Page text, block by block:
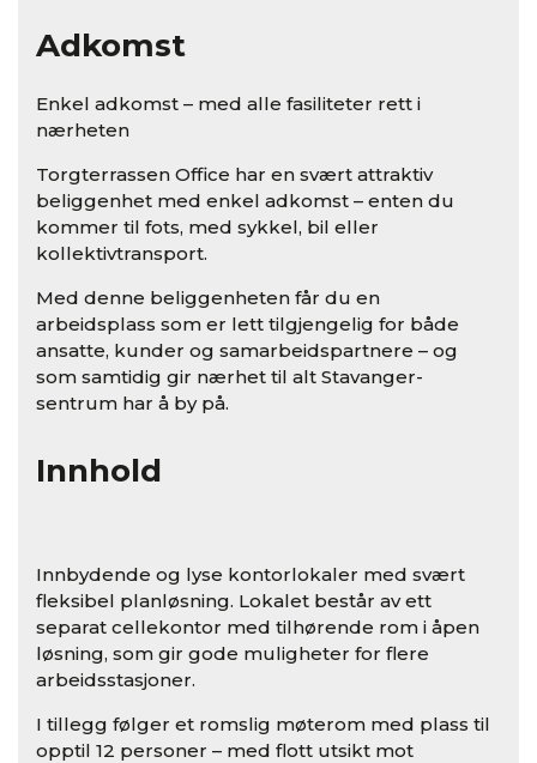
Adkomst
Enkel adkomst – med alle fasiliteter rett i
nærheten
Torgterrassen Office har en svært attraktiv
beliggenhet med enkel adkomst – enten du
kommer til fots, med sykkel, bil eller
kollektivtransport.
Med denne beliggenheten får du en
arbeidsplass som er lett tilgjengelig for både
ansatte, kunder og samarbeidspartnere – og
som samtidig gir nærhet til alt Stavanger-
sentrum har å by på.
Innhold
Innbydende og lyse kontorlokaler med svært
fleksibel planløsning. Lokalet består av ett
separat cellekontor med tilhørende rom i åpen
løsning, som gir gode muligheter for flere
arbeidsstasjoner.
I tillegg følger et romslig møterom med plass til
opptil 12 personer – med flott utsikt mot